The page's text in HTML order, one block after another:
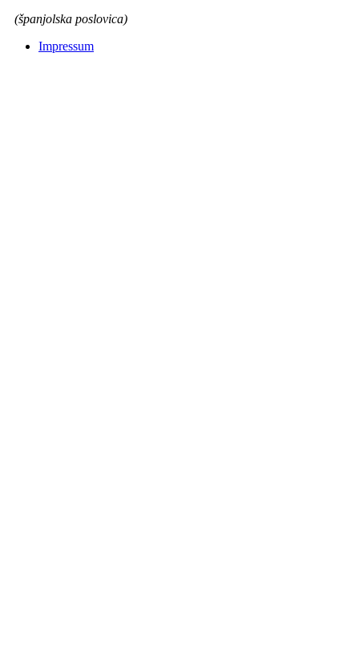
(španjolska poslovica)
Impressum